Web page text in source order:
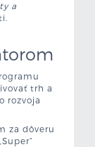
a
trh a
rozvoja
za dôveru